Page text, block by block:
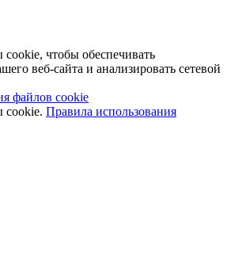
чтобы обеспечивать
веб-сайта и анализировать сетевой
файлов cookie
cookie. Правила использования